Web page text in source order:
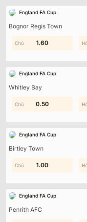
England FA Cup
Bognor Regis Town
1.00
1.60
England FA Cup
Whitley Bay
0.70
0.50
England FA Cup
Birtley Town
0.90
1.00
England FA Cup
Penrith AFC